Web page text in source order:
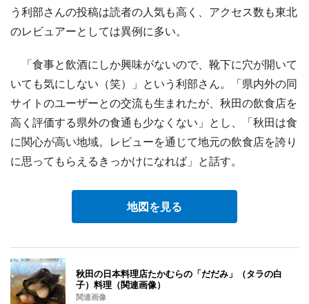
う利部さんの投稿は読者の人気も高く、アクセス数も東北
のレビュアーとしては異例に多い。
「食事と飲酒にしか興味がないので、靴下に穴が開いて
いても気にしない（笑）」という利部さん。「県内外の同
サイトのユーザーとの交流も生まれたが、秋田の飲食店を
高く評価する県外の食通も少なくない」とし、「秋田は食
に関心が高い地域。レビューを通じて地元の飲食店を誇り
に思ってもらえるきっかけになれば」と話す。
地図を見る
秋田の日本料理店たかむらの「だだみ」（タラの白
子）料理（関連画像）
関連画像